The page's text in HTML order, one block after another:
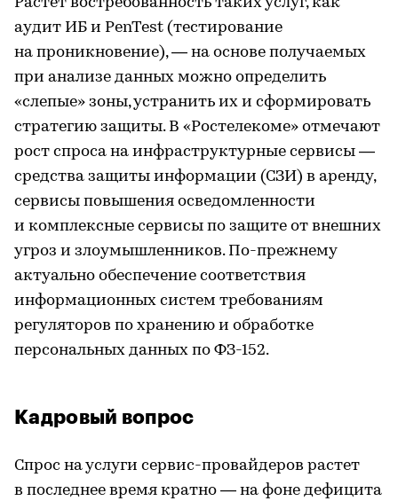
аудит ИБ и PenTest (тестирование
на проникновение), — на основе получаемых
при анализе данных можно определить
«слепые» зоны, устранить их и сформировать
стратегию защиты. В «Ростелекоме» отмечают
рост спроса на инфраструктурные сервисы —
средства защиты информации (СЗИ) в аренду,
сервисы повышения осведомленности
и комплексные сервисы по защите от внешних
угроз и злоумышленников. По-прежнему
актуально обеспечение соответствия
информационных систем требованиям
регуляторов по хранению и обработке
персональных данных по ФЗ-152.
Кадровый вопрос
Спрос на услуги сервис-провайдеров растет
в последнее время кратно — на фоне дефицита